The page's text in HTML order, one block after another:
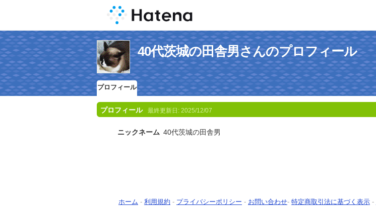
40代茨城の田舎男さんのプロフィール
プロフィール
プロフィール 最終更新日: 2025/12/07
ニックネーム 40代茨城の田舎男
ホーム - 利用規約 - プライバシーポリシー - お問い合わせ- 特定商取引法に基づく表示 -